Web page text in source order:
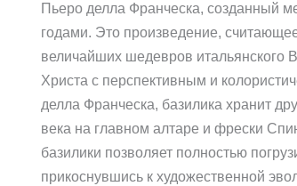
Пьеро делла Франческа, созданный
годами. Это произведение,
величайших шедевров итальянского
Христа с перспективным и
делла Франческа, базилика хранит
века на главном алтаре и фрески
базилики позволяет полностью
прикоснувшись к художественной